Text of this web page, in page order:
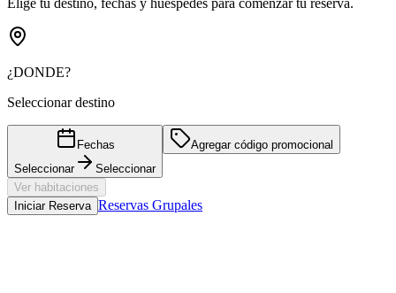
Elige tu destino, fechas y huéspedes para comenzar tu reserva.
¿DONDE?
Seleccionar destino
Fechas
Seleccionar
Seleccionar
Agregar código promocional
Ver habitaciones
Iniciar Reserva Reservas Grupales